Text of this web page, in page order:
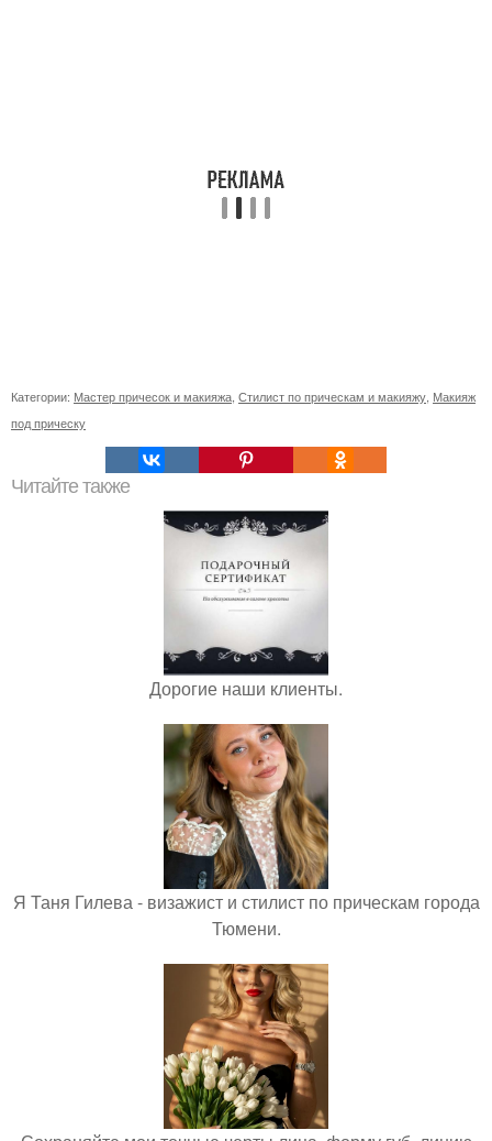
Категории: Мастер причесок и макияжа, Стилист по прическам и макияжу, Макияж
под прическу
Читайте также
Дорогие наши клиенты.
Я Таня Гилева - визажист и стилист по прическам города
Тюмени.